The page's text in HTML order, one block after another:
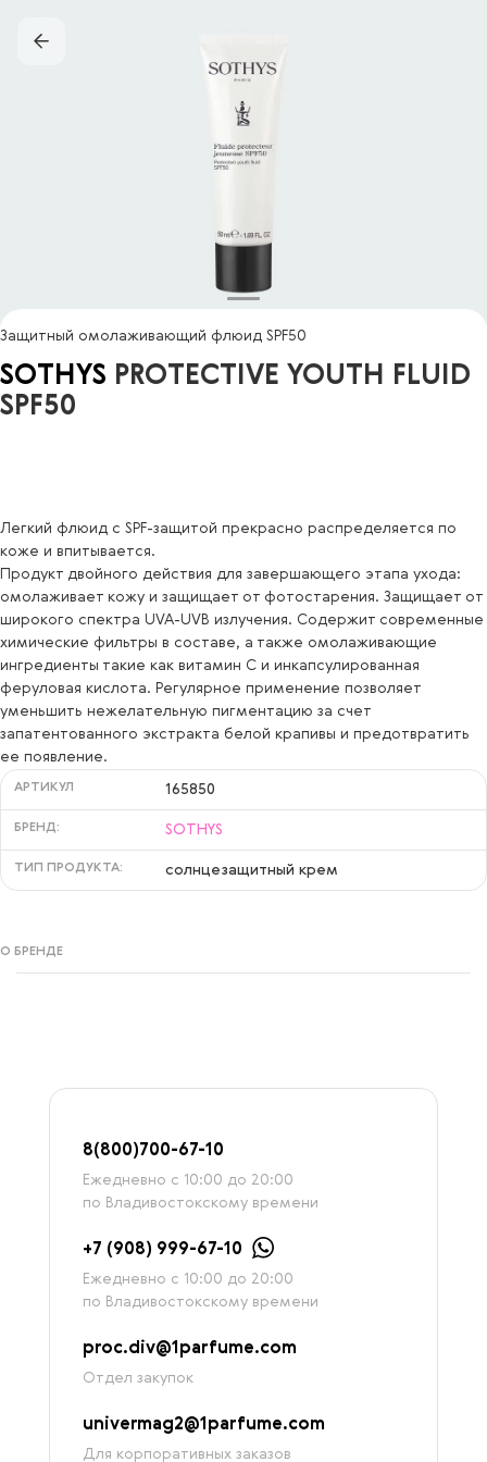
Защитный омолаживающий флюид SPF50
SOTHYS PROTECTIVE YOUTH FLUID
SPF50
Легкий флюид с SPF-защитой прекрасно распределяется по
коже и впитывается.
Продукт двойного действия для завершающего этапа ухода:
омолаживает кожу и защищает от фотостарения. Защищает от
широкого спектра UVA-UVB излучения. Содержит современные
химические фильтры в составе, а также омолаживающие
ингредиенты такие как витамин С и инкапсулированная
феруловая кислота. Регулярное применение позволяет
уменьшить нежелательную пигментацию за счет
запатентованного экстракта белой крапивы и предотвратить
ее появление.
АРТИКУЛ 165850
БРЕНД: SOTHYS
ТИП ПРОДУКТА: солнцезащитный крем
О БРЕНДЕ
8(800)700-67-10
Ежедневно с 10:00 до 20:00
по Владивостокскому времени
+7 (908) 999-67-10
Ежедневно с 10:00 до 20:00
по Владивостокскому времени
proc.div@1parfume.com
Отдел закупок
univermag2@1parfume.com
Для корпоративных заказов